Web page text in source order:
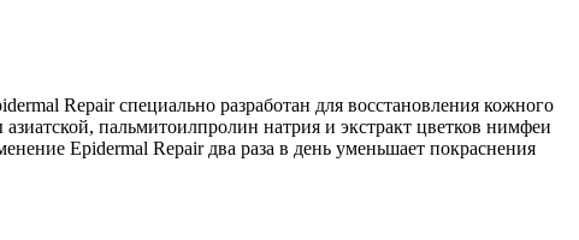
Repair специально разработан для восстановления кожного
пальмитоилпролин натрия и экстракт цветков нимфеи
Epidermal Repair два раза в день уменьшает покраснения